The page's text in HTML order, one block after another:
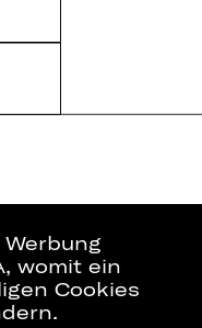
womit ein
Cookies